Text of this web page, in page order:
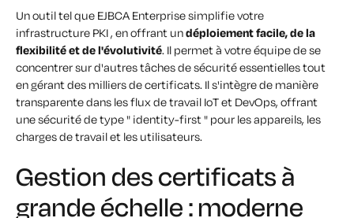
Un outil tel que EJBCA Enterprise simplifie votre
infrastructure PKI , en offrant undéploiement facile, de la
flexibilité et de l'évolutivité. Il permet à votre équipe de se
concentrer sur d'autres tâches de sécurité essentielles tout
en gérant des milliers de certificats. Il s'intègre de manière
transparente dans les flux de travail IoT et DevOps, offrant
une sécurité de type " identity-first " pour les appareils, les
charges de travail et les utilisateurs.
Gestion des certificats à
grande échelle : moderne